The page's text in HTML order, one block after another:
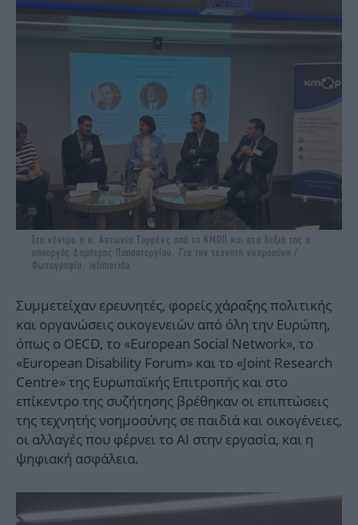
Στο κέντρο η κ. Αντωνία Τορρένς από το ΚΜΟΠ και στα δεξιά της ο
υπουργός Δημήτρης Παπαστεργίου. Για την τεχνητή νοημοσύνη /
Φωτογραφία: iefimerida
Συμμετείχαν ερευνητές, φορείς χάραξης πολιτικής
και οργανώσεις οικογενειών από όλη την Ευρώπη,
όπως ο OECD, το «European Social Network», το
«European Disability Forum» και το «Joint Research
Centre» της Ευρωπαϊκής Επιτροπής και στο
επίκεντρο της συζήτησης βρέθηκαν οι επιπτώσεις
της τεχνητής νοημοσύνης σε παιδιά και οικογένειες,
οι αλλαγές που φέρνει το ΑΙ στην εργασία, και η
ψηφιακή ασφάλεια.